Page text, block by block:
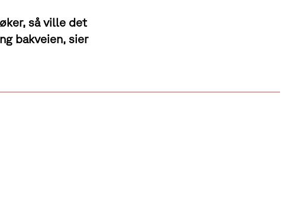
så ville det
bakveien, sier